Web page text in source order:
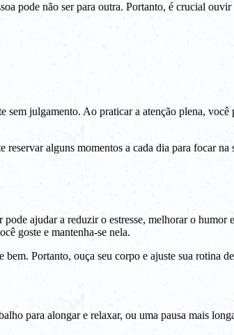
pode não ser para outra. Portanto, é crucial
julgamento. Ao praticar a atenção plena,
alguns momentos a cada dia para focar
ajudar a reduzir o estresse, melhorar o humor
goste e mantenha-se nela.
Portanto, ouça seu corpo e ajuste sua rotina
para alongar e relaxar, ou uma pausa mais